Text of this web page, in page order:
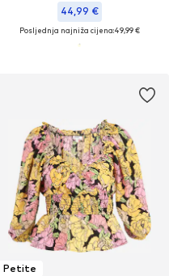
44,99 €
Posljednja najniža cijena:49,99 €
Petite